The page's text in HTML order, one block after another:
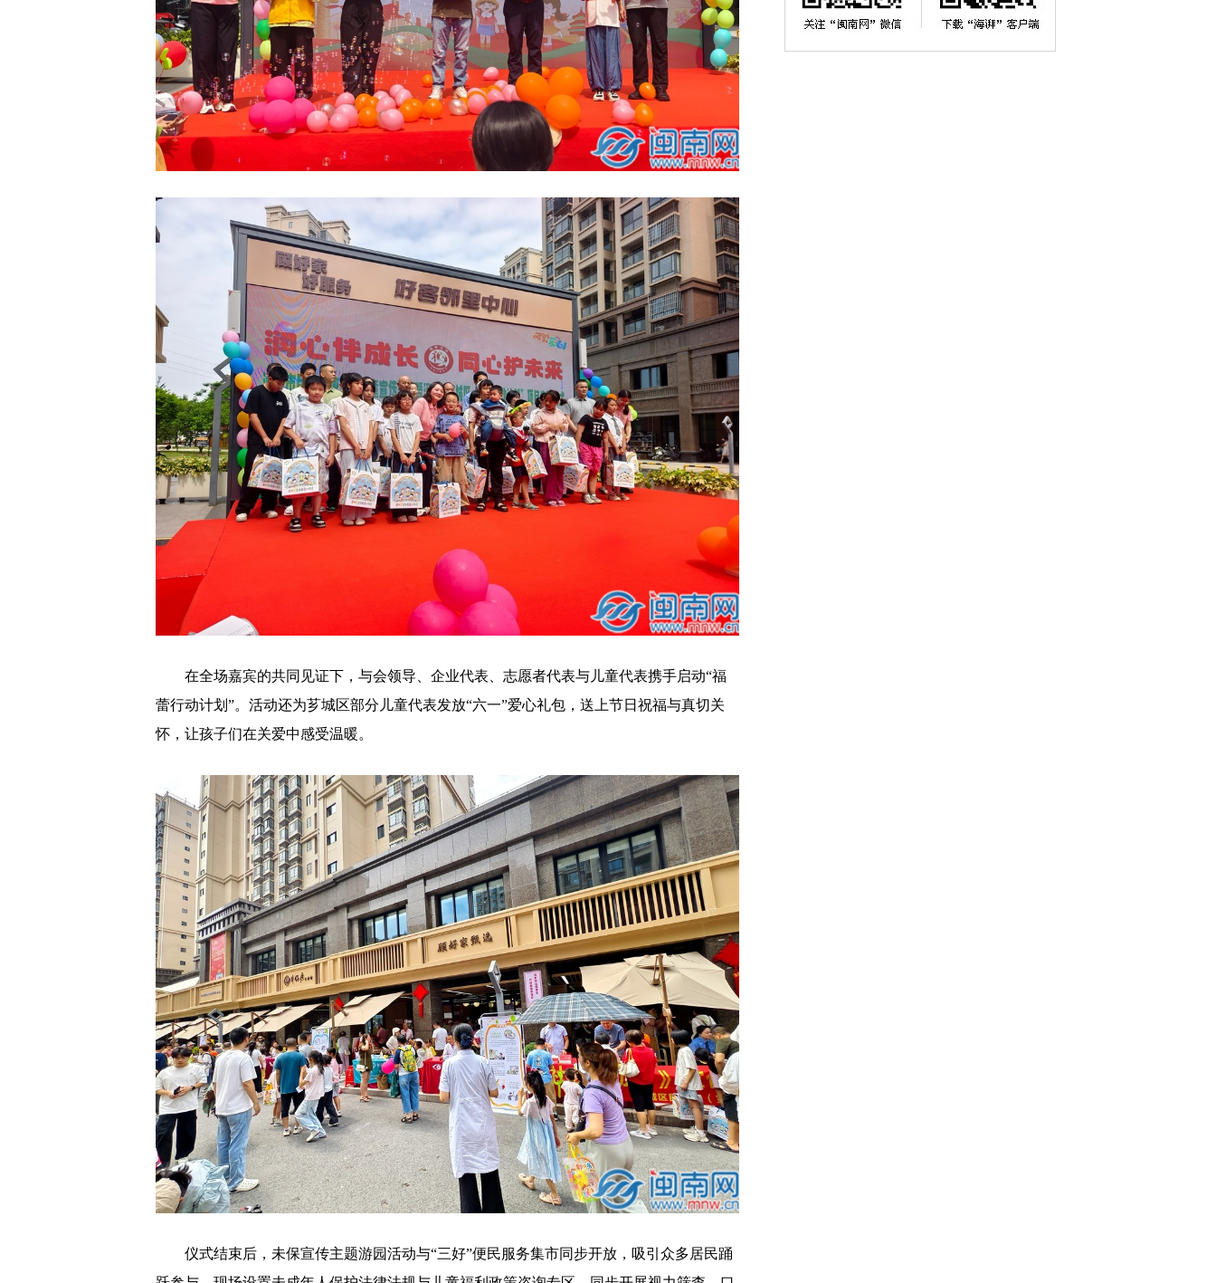
在全场嘉宾的共同见证下，与会领导、企业代表、志愿者代表与儿童代表携手启动“福
蕾行动计划”。活动还为芗城区部分儿童代表发放“六一”爱心礼包，送上节日祝福与真切关
怀，让孩子们在关爱中感受温暖。
仪式结束后，未保宣传主题游园活动与“三好”便民服务集市同步开放，吸引众多居民踊